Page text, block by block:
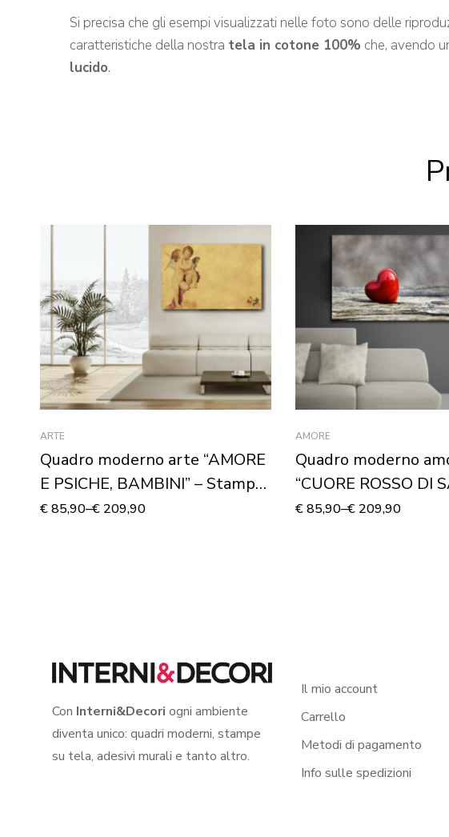
Si precisa che gli esempi visualizzati nelle foto sono delle
caratteristiche della nostra tela in cotone 100% che, avendo
lucido.
ARTE
Quadro moderno arte “AMORE
E PSICHE, BAMBINI” – Stampa
su tela
€85,90–€ 209,90
AMORE
Quadro moderno
“CUORE ROSSO DI
VALENTINO” –
€85,90–€209,90
Con Interni&Decori ogni ambiente
diventa unico: quadri moderni, stampe
su tela, adesivi murali e tanto altro.
Il mio account
Carrello
Metodi di pagamento
Info sulle spedizioni